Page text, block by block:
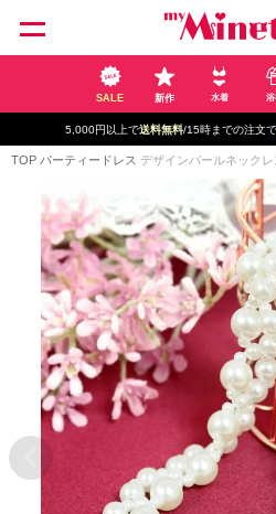
SALE 新作 水着 浴
5,000円以上で送料無料/15時までの注文で
TOP パーティードレス デザインパールネック